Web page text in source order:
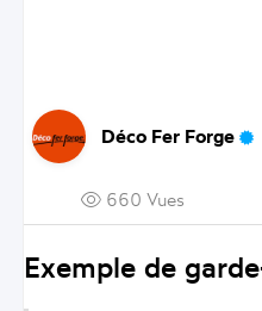
Déco Fer Forge
660 Vues
Exemple de